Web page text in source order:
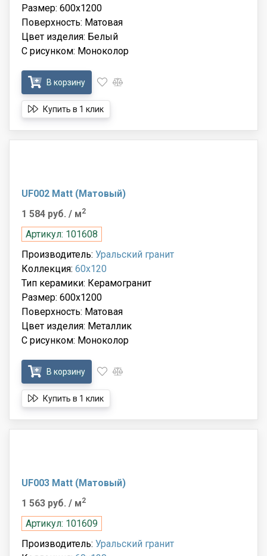
Размер: 600x1200
Поверхность: Матовая
Цвет изделия: Белый
С рисунком: Моноколор
В корзину
Купить в 1 клик
UF002 Matt (Матовый)
1 584 руб. / м2
Артикул: 101608
Производитель: Уральский гранит
Коллекция: 60x120
Тип керамики: Керамогранит
Размер: 600x1200
Поверхность: Матовая
Цвет изделия: Металлик
С рисунком: Моноколор
В корзину
Купить в 1 клик
UF003 Matt (Матовый)
1 563 руб. / м2
Артикул: 101609
Производитель: Уральский гранит